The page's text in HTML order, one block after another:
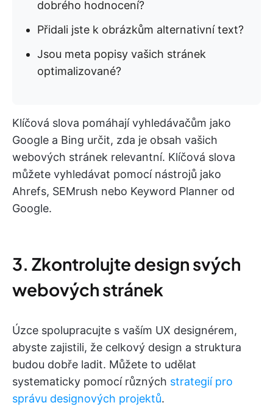
dobrého hodnocení?
Přidali jste k obrázkům alternativní text?
Jsou meta popisy vašich stránek
optimalizované?
Klíčová slova pomáhají vyhledávačům jako
Google a Bing určit, zda je obsah vašich
webových stránek relevantní. Klíčová slova
můžete vyhledávat pomocí nástrojů jako
Ahrefs, SEMrush nebo Keyword Planner od
Google.
3. Zkontrolujte design svých
webových stránek
Úzce spolupracujte s vaším UX designérem,
abyste zajistili, že celkový design a struktura
budou dobře ladit. Můžete to udělat
systematicky pomocí různých strategií pro
správu designových projektů.